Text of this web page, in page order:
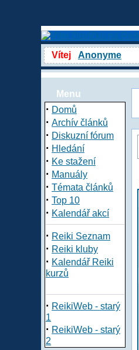
Vítej Anonyme
Menu
· Domů
· Archív článků
· Diskuzní fórum
· Hledání
· Ke stažení
· Manuály
· Témata článků
· Top 10
· Kalendář akcí
· Reiki Seznam
· Reiki kluby
· Kalendář Reiki
kurzů
· ReikiWeb - starý
1
· ReikiWeb - starý
2